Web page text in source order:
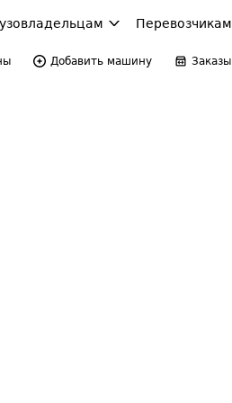
Перевозчикам
Добавить машину Заказы